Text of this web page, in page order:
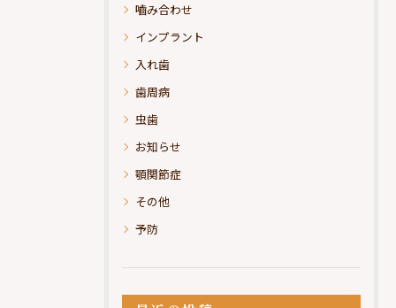
嚙み合わせ
インプラント
入れ歯
歯周病
虫歯
お知らせ
顎関節症
その他
予防